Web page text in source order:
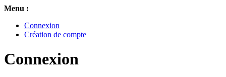
Menu :
Connexion
Création de compte
Connexion